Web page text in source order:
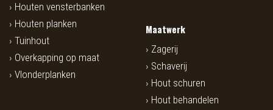
Houten vensterbanken
Houten planken
Tuinhout
Overkapping op maat
Vlonderplanken
Maatwerk
Zagerij
Schaverij
Hout schuren
Hout behandelen